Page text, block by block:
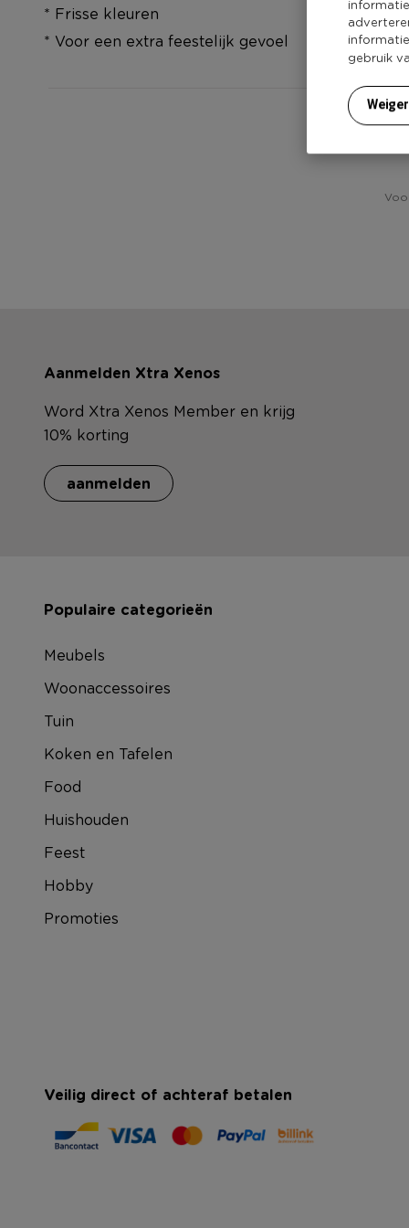
gebruik
* Frisse kleuren
* Voor een extra feestelijk gevoel
Aanmelden Xtra Xenos
Word Xtra Xenos Member en krijg
10% korting
aanmelden
Populaire categorieën
Meubels
Woonaccessoires
Tuin
Koken en Tafelen
Food
Huishouden
Feest
Hobby
Promoties
Veilig direct of achteraf betalen